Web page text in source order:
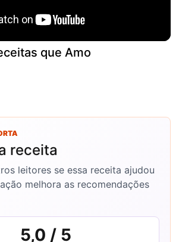
que Amo
receita
leitores se essa receita ajudou
melhora as recomendações
5,0 / 5